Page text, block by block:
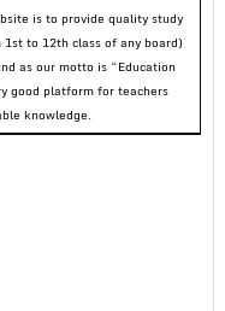
is to provide quality study
to 12th class of any board)
as our motto is “Education
good platform for teachers
knowledge.